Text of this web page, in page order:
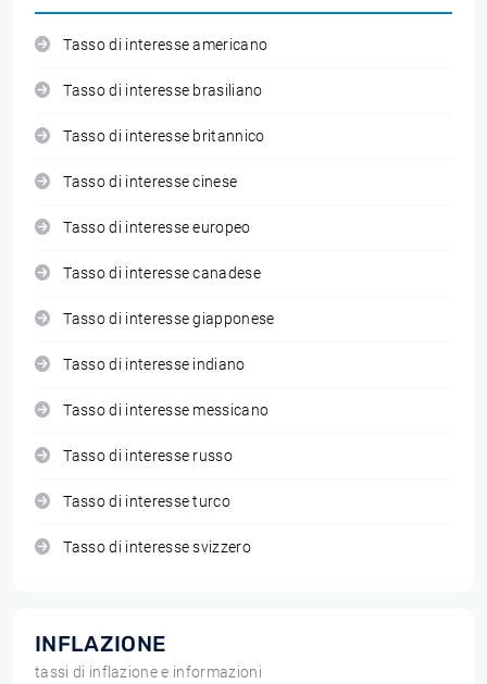
Tasso di interesse americano
Tasso di interesse brasiliano
Tasso di interesse britannico
Tasso di interesse cinese
Tasso di interesse europeo
Tasso di interesse canadese
Tasso di interesse giapponese
Tasso di interesse indiano
Tasso di interesse messicano
Tasso di interesse russo
Tasso di interesse turco
Tasso di interesse svizzero
INFLAZIONE
tassi di inflazione e informazioni